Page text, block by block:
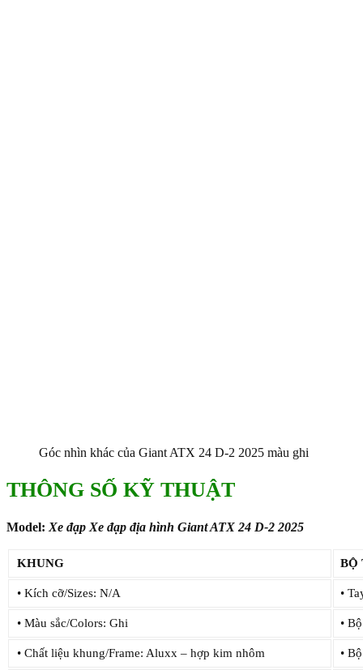
Góc nhìn khác của Giant ATX 24 D-2 2025 màu ghi
THÔNG SỐ KỸ THUẬT
Model: Xe đạp Xe đạp địa hình Giant ATX 24 D-2 2025
KHUNG BỘ
• Kích cỡ/Sizes: N/A •
• Màu sắc/Colors: Ghi •
• Chất liệu khung/Frame: Aluxx – hợp kim nhôm •